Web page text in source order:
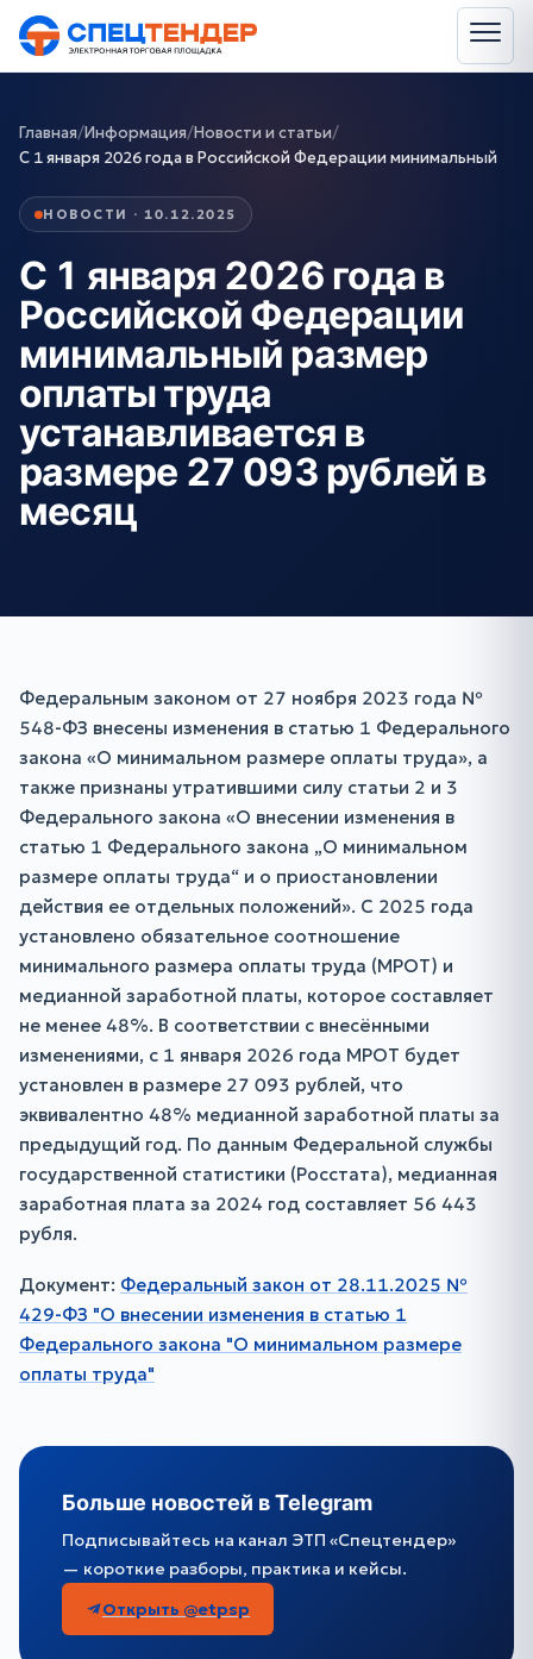
Главная/Информация/Новости и статьи/
С 1 января 2026 года в Российской Федерации минимальный
НОВОСТИ · 10.12.2025
С 1 января 2026 года в
Российской Федерации
минимальный размер
оплаты труда
устанавливается в
размере 27 093 рублей в
месяц
Федеральным законом от 27 ноября 2023 года №
548-ФЗ внесены изменения в статью 1 Федерального
закона «О минимальном размере оплаты труда», а
также признаны утратившими силу статьи 2 и 3
Федерального закона «О внесении изменения в
статью 1 Федерального закона „О минимальном
размере оплаты труда“ и о приостановлении
действия ее отдельных положений». С 2025 года
установлено обязательное соотношение
минимального размера оплаты труда (МРОТ) и
медианной заработной платы, которое составляет
не менее 48%. В соответствии с внесёнными
изменениями, с 1 января 2026 года МРОТ будет
установлен в размере 27 093 рублей, что
эквивалентно 48% медианной заработной платы за
предыдущий год. По данным Федеральной службы
государственной статистики (Росстата), медианная
заработная плата за 2024 год составляет 56 443
рубля.
Документ: Федеральный закон от 28.11.2025 №
429-ФЗ "О внесении изменения в статью 1
Федерального закона "О минимальном размере
оплаты труда"
Больше новостей в Telegram
Подписывайтесь на канал ЭТП «Спецтендер»
— короткие разборы, практика и кейсы.
Открыть @etpsp